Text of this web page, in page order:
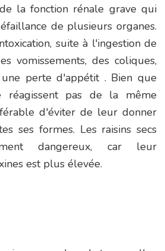
la fonction rénale grave qui
de plusieurs organes.
suite à l'ingestion de
vomissements, des coliques,
perte d'appétit . Bien que
réagissent pas de la même
d'éviter de leur donner
ses formes. Les raisins secs
dangereux, car leur
est plus élevée.